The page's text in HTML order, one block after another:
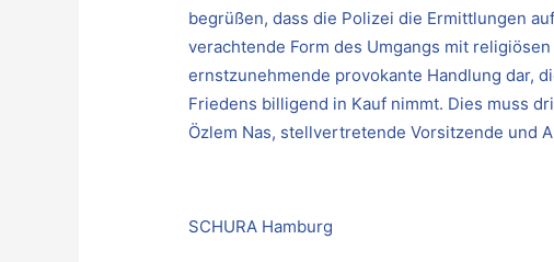
begrüßen, dass die Polizei die Ermittlungen
verachtende Form des Umgangs mit
ernstzunehmende provokante Handlung dar,
Friedens billigend in Kauf nimmt. Dies muss
Özlem Nas, stellvertretende Vorsitzende und
SCHURA Hamburg